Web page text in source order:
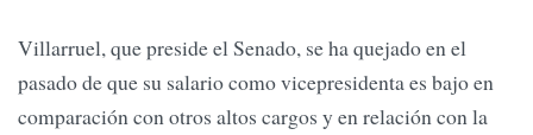
Villarruel, que preside el Senado, se ha quejado en el
pasado de que su salario como vicepresidenta es bajo en
comparación con otros altos cargos y en relación con la